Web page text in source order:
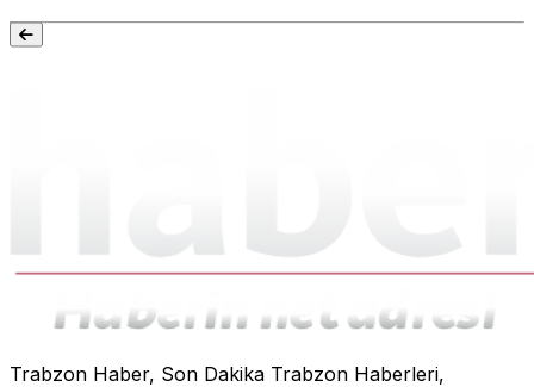
Trabzon Haber, Son Dakika Trabzon Haberleri,